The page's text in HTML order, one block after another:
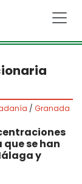
/ Granada
se han
y